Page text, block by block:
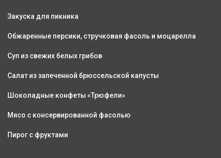
Закуска для пикника
Обжаренные персики, стручковая фасоль и моцарелла
Суп из свежих белых грибов
Салат из запеченной брюссельской капусты
Шоколадные конфеты «Трюфели»
Мясо с консервированной фасолью
Пирог с фруктами